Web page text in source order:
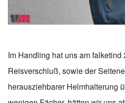
Im Handling hat uns am
Reisverschluß, sowie der
herausziehbarer Helmhalterung